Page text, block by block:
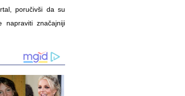
poručivši da su
napraviti značajniji